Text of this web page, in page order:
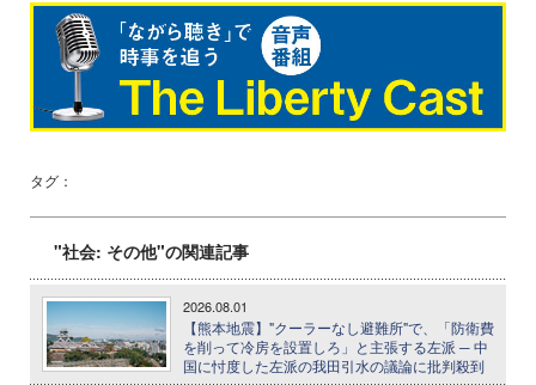
タグ：
"社会: その他"の関連記事
2026.08.01
【熊本地震】"クーラーなし避難所"で、「防衛費
を削って冷房を設置しろ」と主張する左派 ─ 中
国に忖度した左派の我田引水の議論に批判殺到